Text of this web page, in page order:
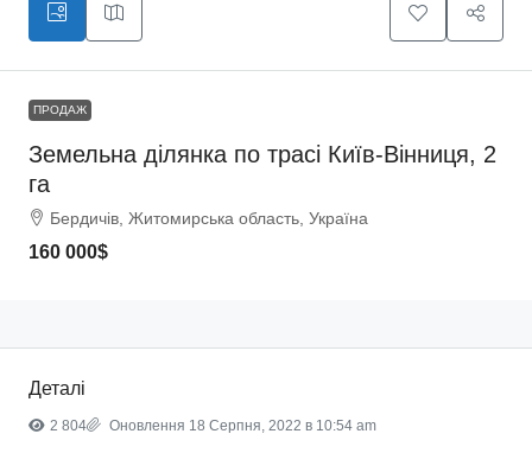
ПРОДАЖ
Земельна ділянка по трасі Київ-Вінниця, 2
га
Бердичів, Житомирська область, Україна
160 000$
Деталі
2 804 Оновлення 18 Серпня, 2022 в 10:54 am